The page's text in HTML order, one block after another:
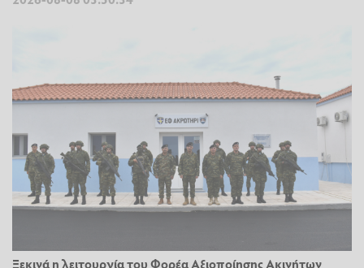
Ξεκινά η λειτουργία του Φορέα Αξιοποίησης Ακινήτων